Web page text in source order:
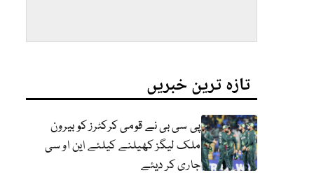
تازہ ترین خبریں
پی سی بی نے قومی کرکٹرز کو بیرون
ملک لیگز کھیلنے کیلئے این او سی
جاری کر دیئے